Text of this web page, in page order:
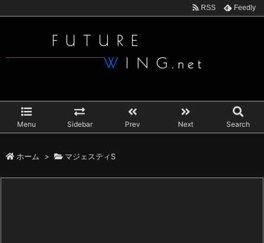
Menu Sidebar Prev Next Search
RSS Feedly
ホーム > マジェスティS